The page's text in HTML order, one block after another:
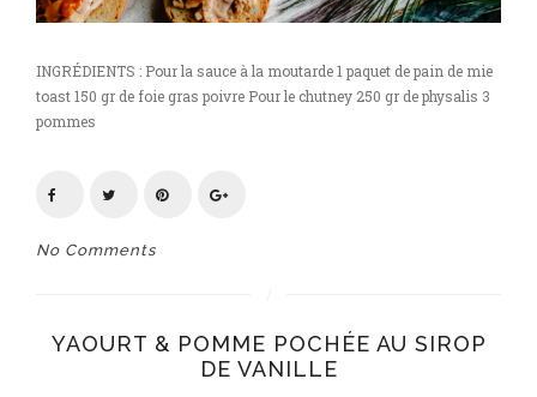
INGRÉDIENTS : Pour la sauce à la moutarde 1 paquet de pain de mie
toast 150 gr de foie gras poivre Pour le chutney 250 gr de physalis 3
pommes
No Comments
YAOURT & POMME POCHÉE AU SIROP
DE VANILLE